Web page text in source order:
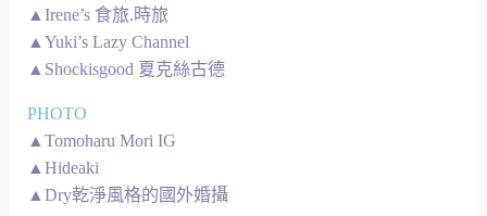
▲Irene’s 食旅.時旅
▲Yuki’s Lazy Channel
▲Shockisgood 夏克絲古德
PHOTO
▲Tomoharu Mori IG
▲Hideaki
▲Dry乾淨風格的國外婚攝